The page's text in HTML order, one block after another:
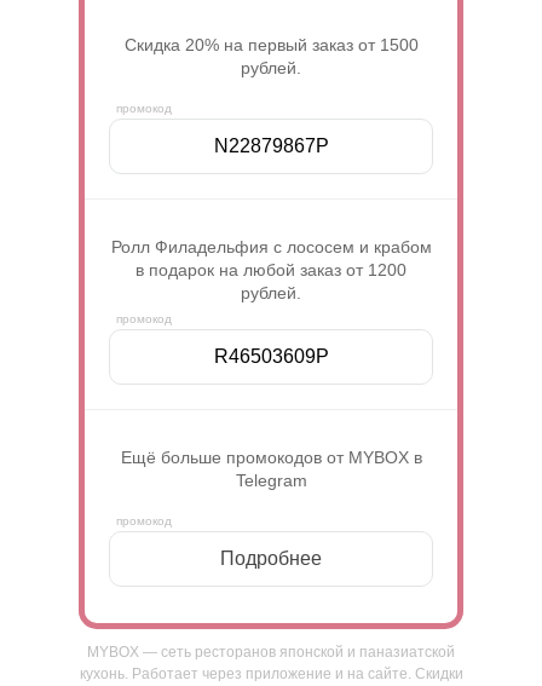
Cкидка 20% на первый заказ от 1500
рублей.
N22879867P
Ролл Филадельфия с лососем и крабом
в подарок на любой заказ от 1200
рублей.
R46503609P
Ещё больше промокодов от MYBOX в
Telegram
Подробнее
MYBOX — сеть ресторанов японской и паназиатской
кухонь. Работает через приложение и на сайте. Скидки